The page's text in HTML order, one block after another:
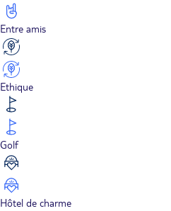
Entre amis
Ethique
Golf
Hôtel de charme